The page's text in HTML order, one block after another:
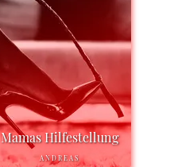
Mamas Hilfestellung
ANDREAS